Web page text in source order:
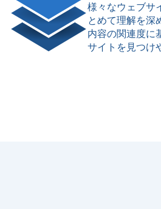
様々なウェブサ
とめて理解を深
内容の関連度に
サイトを見つけ